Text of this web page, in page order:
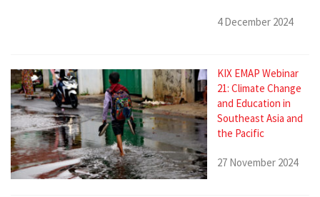
4 December 2024
KIX EMAP Webinar
21: Climate Change
and Education in
Southeast Asia and
the Pacific
27 November 2024